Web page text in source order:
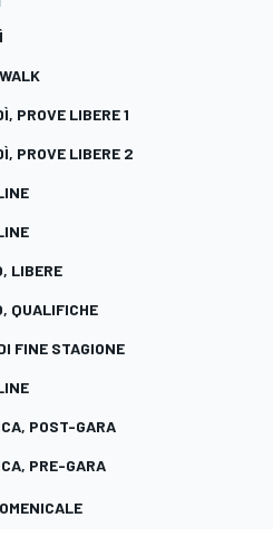
PROVE LIBERE 1
PROVE LIBERE 2
LIBERE
QUALIFICHE
FINE STAGIONE
POST-GARA
PRE-GARA